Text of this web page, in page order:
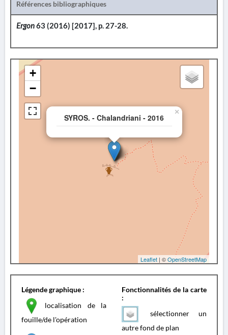
Références bibliographiques
Ergon63 (2016) [2017], p. 27-28.
SYROS. - Chalandriani - 2016
×
+
−
Leaflet | ©OpenStreetMap
Légende graphique :
localisation de la
fouille/de l'opération
Fonctionnalités de la carte
:
sélectionner un
autre fond de plan